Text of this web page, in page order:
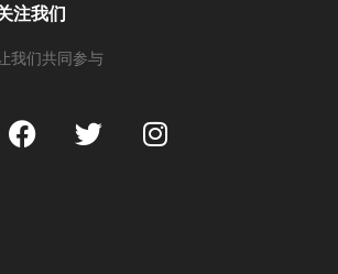
注我们
我们共同参与